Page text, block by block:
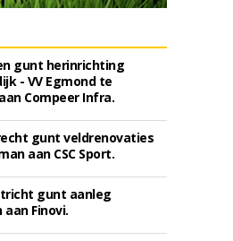
gunt herinrichting
- VV Egmond te
Compeer Infra.
gunt veldrenovaties
aan CSC Sport.
gunt aanleg
Finovi.